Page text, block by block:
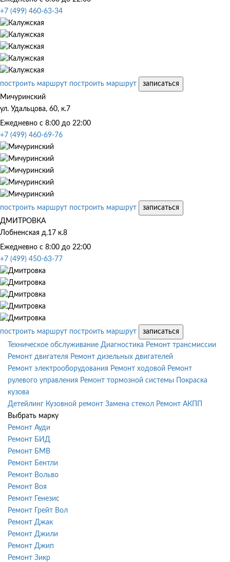
+7 (499) 460-63-34
построить маршрут построить маршрут
записаться
Мичуринский
ул. Удальцова, 60, к.7
Ежедневно с 8:00 до 22:00
+7 (499) 460-69-76
построить маршрут построить маршрут
записаться
ДМИТРОВКА
Лобненская д.17 к.8
Ежедневно с 8:00 до 22:00
+7 (499) 450-63-77
построить маршрут построить маршрут
записаться
Техническое обслуживание Диагностика Ремонт трансмиссии
Ремонт двигателя Ремонт дизельных двигателей
Ремонт электрооборудования Ремонт ходовой Ремонт
рулевого управления Ремонт тормозной системы
Покраска
кузова
Детейлинг Кузовной ремонт Замена стекол Ремонт АКПП
Выбрать марку
Ремонт Ауди
Ремонт БИД
Ремонт БМВ
Ремонт Бентли
Ремонт Вольво
Ремонт Воя
Ремонт Генезис
Ремонт Грейт Вол
Ремонт Джак
Ремонт Джили
Ремонт Джип
Ремонт Зикр